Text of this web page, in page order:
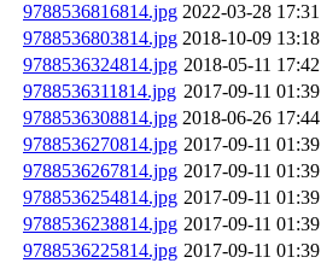
9788536816814.jpg 2022-03-28 17:31
9788536803814.jpg 2018-10-09 13:18
9788536324814.jpg 2018-05-11 17:42
9788536311814.jpg 2017-09-11 01:39
9788536308814.jpg 2018-06-26 17:44
9788536270814.jpg 2017-09-11 01:39
9788536267814.jpg 2017-09-11 01:39
9788536254814.jpg 2017-09-11 01:39
9788536238814.jpg 2017-09-11 01:39
9788536225814.jpg 2017-09-11 01:39